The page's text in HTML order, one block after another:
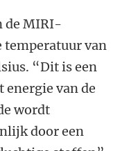
de MIRI-
temperatuur van
“Dit is een
energie van de
wordt
door een